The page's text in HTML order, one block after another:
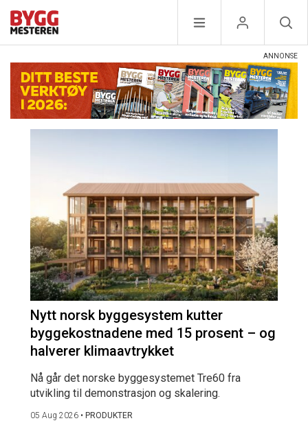
Nytt norsk byggesystem kutter
byggekostnadene med 15 prosent – og
halverer klimaavtrykket
Nå går det norske byggesystemet Tre60 fra
utvikling til demonstrasjon og skalering.
05 Aug 2026 • PRODUKTER